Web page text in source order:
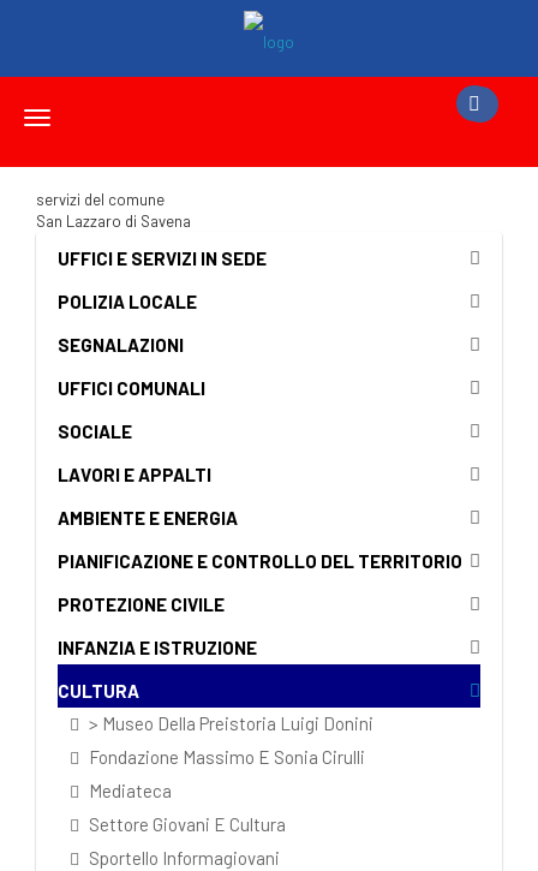
Toggle
servizi del comune
San Lazzaro di Savena
UFFICI E SERVIZI IN SEDE
POLIZIA LOCALE
SEGNALAZIONI
UFFICI COMUNALI
SOCIALE
LAVORI E APPALTI
AMBIENTE E ENERGIA
PIANIFICAZIONE E CONTROLLO DEL TERRITORIO
PROTEZIONE CIVILE
INFANZIA E ISTRUZIONE
CULTURA
> Museo Della Preistoria Luigi Donini
Fondazione Massimo E Sonia Cirulli
Mediateca
Settore Giovani E Cultura
Sportello Informagiovani